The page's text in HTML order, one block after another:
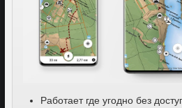
Работает где угодно без